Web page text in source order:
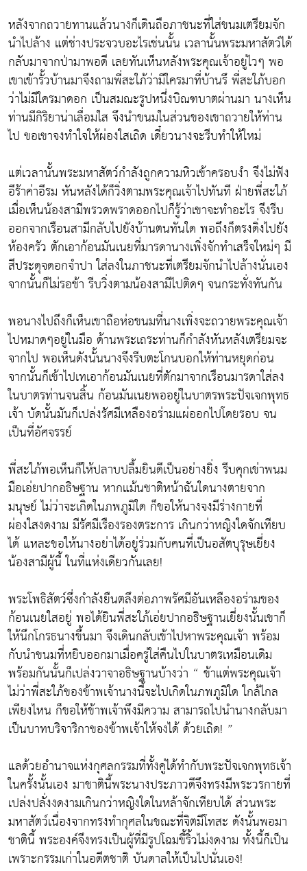
หลังจากถวายทานแล้วนางก็เดินถือภาชนะที่ใส่ขนมเตรียมจัก
นำไปล้าง แต่ช่างประจวบอะไรเช่นนั้น เวลานั้นพระมหาสัตว์ได้
กลับมาจากป่ามาพอดี เลยทันเห็นหลังพระคุณเจ้าอยู่ไวๆ พอ
เขาเข้ารั้วบ้านมาจึงถามพี่สะใภ้ว่ามีใครมาที่บ้านรึ พี่สะใภ้บอก
ว่าไม่มีใครมาดอก เป็นสมณะรูปหนึ่งบิณฑบาตผ่านมา นางเห็น
ท่านมีกิริยาน่าเลื่อมใส จึงนำขนมในส่วนของเขาถวายให้ท่าน
ไป ขอเขาจงทำใจให้ผ่องใสเถิด เดี๋ยวนางจะรีบทำให้ใหม่
แต่เวลานั้นพระมหาสัตว์กำลังถูกความหิวเข้าครอบงำ จึงไม่ฟัง
อีร้าค่าอีรม หันหลังได้ก็วิ่งตามพระคุณเจ้าไปทันที ฝ่ายพี่สะใภ้
เมื่อเห็นน้องสามีพรวดพราดออกไปก็รู้ว่าเขาจะทำอะไร จึงรีบ
ออกจากเรือนสามีกลับไปยังบ้านตนทันใด พอถึงก็ตรงดิ่งไปยัง
ห้องครัว ตักเอาก้อนมันเนยที่มารดานางเพิ่งจักทำเสร็จใหม่ๆ มี
สีประดุจดอกจำปา ใส่ลงในภาชนะที่เตรียมจักนำไปล้างนั่นเอง
จากนั้นก็ไม่รอช้า รีบวิ่งตามน้องสามีไปติดๆ จนกระทั่งทันกัน
พอนางไปถึงก็เห็นเขาถือห่อขนมที่นางเพิ่งจะถวายพระคุณเจ้า
ไปหมาดๆอยู่ในมือ ด้านพระเถระท่านก็กำลังหันหลังเตรียมจะ
จากไป พอเห็นดังนั้นนางจึงรีบตะโกนบอกให้ท่านหยุดก่อน
จากนั้นก็เข้าไปเทเอาก้อนมันเนยที่ตักมาจากเรือนมารดาใส่ลง
ในบาตรท่านจนสิ้น ก้อนมันเนยพออยู่ในบาตรพระปัจเจกพุทธ
เจ้า บัดนั้นมันก็เปล่งรัศมีเหลืองอร่ามแผ่ออกไปโดยรอบ จน
เป็นที่อัศจรรย์
พี่สะใภ้พอเห็นก็ให้ปลาบปลื้มยินดีเป็นอย่างยิ่ง รีบคุกเข่าพนม
มือเอ่ยปากอธิษฐาน หากแม้นชาติหน้าฉันใดนางตายจาก
มนุษย์ ไม่ว่าจะเกิดในภพภูมิใด ก็ขอให้นางจงมีร่างกายที่
ผ่องใสงดงาม มีรัศมีเรืองรองตระการ เกินกว่าหญิงใดจักเทียบ
ได้ แหละขอให้นางอย่าได้อยู่ร่วมกับคนที่เป็นอสัตบุรุษเยี่ยง
น้องสามีผู้นี้ ในที่แห่งเดียวกันเลย!
พระโพธิสัตว์ซึ่งกำลังยืนตลึงต่อภาพรัศมีอันเหลืองอร่ามของ
ก้อนเนยใสอยู่ พอได้ยินพี่สะใภ้เอ่ยปากอธิษฐานเยี่ยงนั้นเขาก็
ให้นึกโกรธนางขึ้นมา จึงเดินกลับเข้าไปหาพระคุณเจ้า พร้อม
กับนำขนมที่หยิบออกมาเมื่อครู่ใส่คืนไปในบาตรเหมือนเดิม
พร้อมกันนั้นก็เปล่งวาจาอธิษฐานบ้างว่า “ ข้าแต่พระคุณเจ้า
ไม่ว่าพี่สะใภ้ของข้าพเจ้านางนี้จะไปเกิดในภพภูมิใด ใกล้ไกล
เพียงไหน ก็ขอให้ข้าพเจ้าพึงมีความ สามารถไปนำนางกลับมา
เป็นบาทบริจาริกาของข้าพเจ้าให้จงได้ ด้วยเถิด! ”
แลด้วยอำนาจแห่งกุศลกรรมที่ทั้งคู่ได้ทำกับพระปัจเจกพุทธเจ้า
ในครั้งนั้นเอง มาชาตินี้พระนางประภาวดีจึงทรงมีพระวรกายที่
เปล่งปลั่งงดงามเกินกว่าหญิงใดในหล้าจักเทียบได้ ส่วนพระ
มหาสัตว์เนื่องจากทรงทำกุศลในขณะที่จิตมีโทสะ ดังนั้นพอมา
ชาตินี้ พระองค์จึงทรงเป็นผู้ที่มีรูปโฉมขี้ริ้วไม่งดงาม ทั้งนี้ก็เป็น
เพราะกรรมเก่าในอดีตชาติ บันดาลให้เป็นไปนั่นเอง!